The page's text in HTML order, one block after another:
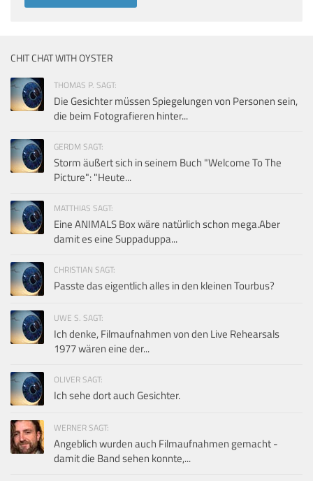
CHIT CHAT WITH OYSTER
THOMAS P. SAGT:
Die Gesichter müssen Spiegelungen von Personen sein,
die beim Fotografieren hinter...
GERDM SAGT:
Storm äußert sich in seinem Buch "Welcome To The
Picture": "Heute...
MATTHIAS SAGT:
Eine ANIMALS Box wäre natürlich schon mega.Aber
damit es eine Suppaduppa...
CHRISTIAN SAGT:
Passte das eigentlich alles in den kleinen Tourbus?
UWE S. SAGT:
Ich denke, Filmaufnahmen von den Live Rehearsals
1977 wären eine der...
OLIVER SAGT:
Ich sehe dort auch Gesichter.
WERNER SAGT:
Angeblich wurden auch Filmaufnahmen gemacht -
damit die Band sehen konnte,...